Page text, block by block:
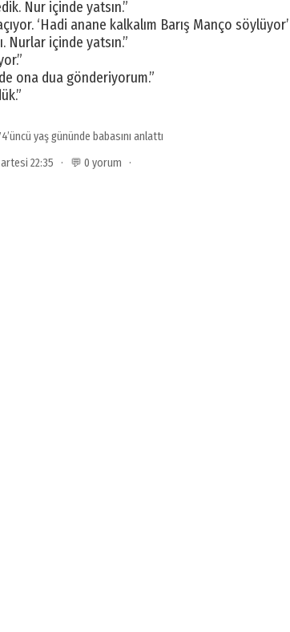
Nur içinde yatsın.”
‘Hadi anane kalkalım Barış Manço söylüyor’
Nurlar içinde yatsın.”
ona dua gönderiyorum.”
yaş gününde babasını anlattı
22:35 · 💬 0 yorum ·